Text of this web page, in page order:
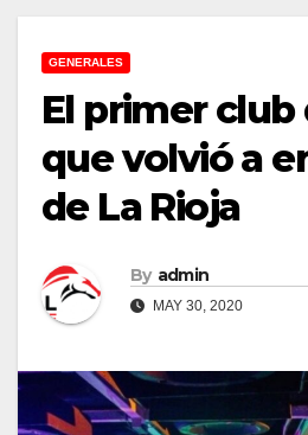
GENERALES
El primer
que volvió a
de La Rioja
By admin
MAY 30, 2020